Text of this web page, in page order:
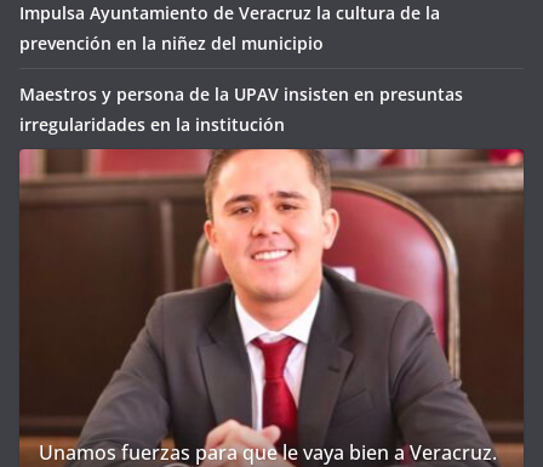
Impulsa Ayuntamiento de Veracruz la cultura de la
prevención en la niñez del municipio
Maestros y persona de la UPAV insisten en presuntas
irregularidades en la institución
Unamos fuerzas para que le vaya bien a Veracruz.